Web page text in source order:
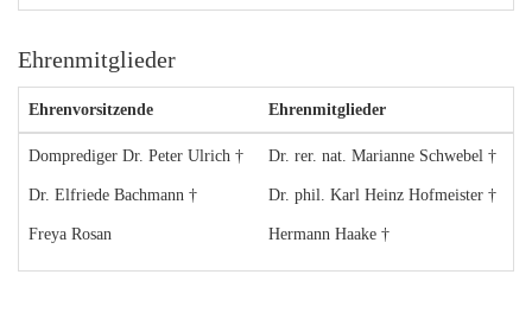
Ehrenmitglieder
Ehrenvorsitzende Ehrenmitglieder
Domprediger Dr. Peter Ulrich †
Dr. Elfriede Bachmann †
Freya Rosan
Dr. rer. nat. Marianne Schwebel †
Dr. phil. Karl Heinz Hofmeister †
Hermann Haake †